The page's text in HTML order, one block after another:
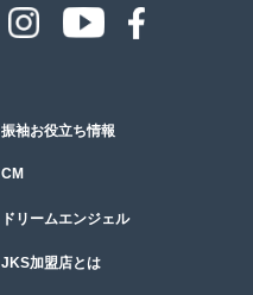
振袖お役立ち情報
CM
ドリームエンジェル
JKS加盟店とは